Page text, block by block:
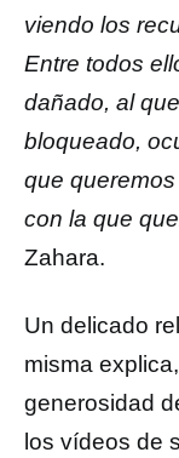
viendo los
Entre todos
dañado, al
bloqueado,
que
con la que
Zahara.
Un delicado
misma
generosidad
los vídeos de